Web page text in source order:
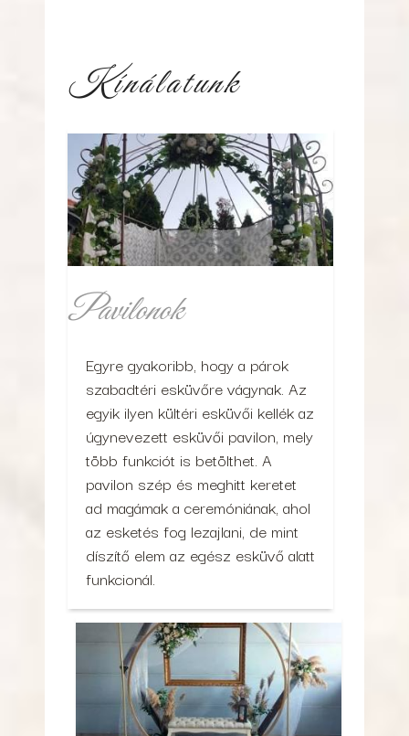
Kínálatunk
Pavilonok
Egyre gyakoribb, hogy a párok
szabadtéri esküvőre vágynak. Az
egyik ilyen kültéri esküvői kellék az
úgynevezett esküvői pavilon, mely
több funkciót is betölthet. A
pavilon szép és meghitt keretet
ad magámak a ceremóniának, ahol
az esketés fog lezajlani, de mint
díszítő elem az egész esküvő alatt
funkcionál.